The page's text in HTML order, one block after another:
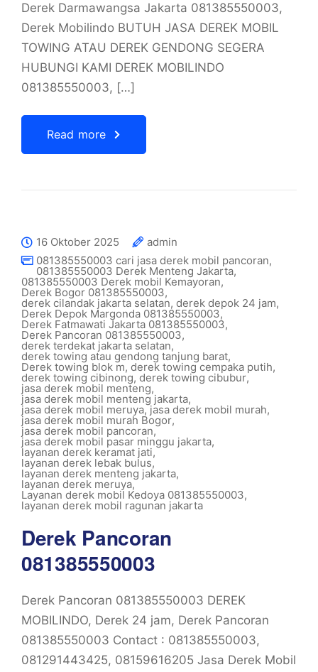
Derek Darmawangsa Jakarta 081385550003,
Derek Mobilindo BUTUH JASA DEREK MOBIL
TOWING ATAU DEREK GENDONG SEGERA
HUBUNGI KAMI DEREK MOBILINDO
081385550003, […]
Read more
16 Oktober 2025
admin
081385550003 cari jasa derek mobil pancoran,
081385550003 Derek Menteng Jakarta,
081385550003 Derek mobil Kemayoran,
Derek Bogor 081385550003,
derek cilandak jakarta selatan, derek depok 24 jam,
Derek Depok Margonda 081385550003,
Derek Fatmawati Jakarta 081385550003,
Derek Pancoran 081385550003,
derek terdekat jakarta selatan,
derek towing atau gendong tanjung barat,
Derek towing blok m, derek towing cempaka putih,
derek towing cibinong, derek towing cibubur,
jasa derek mobil menteng,
jasa derek mobil menteng jakarta,
jasa derek mobil meruya,jasa derek mobil murah,
jasa derek mobil murah Bogor,
jasa derek mobil pancoran,
jasa derek mobil pasar minggu jakarta,
layanan derek keramat jati,
layanan derek lebak bulus,
layanan derek menteng jakarta,
layanan derek meruya,
Layanan derek mobil Kedoya 081385550003,
layanan derek mobil ragunan jakarta
Derek Pancoran
081385550003
Derek Pancoran 081385550003 DEREK
MOBILINDO, Derek 24 jam, Derek Pancoran
081385550003 Contact : 081385550003,
081291443425, 08159616205 Jasa Derek Mobil